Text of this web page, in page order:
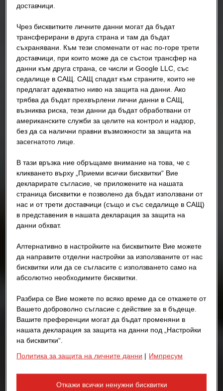
доставчици.
Чрез бисквитките личните данни могат да бъдат
трансферирани в друга страна и там да бъдат
съхранявани. Към тези споменати от нас по-горе трети
доставчици, при които може да се състои трансфер на
данни към друга страна, се числи и Google LLC, със
седалище в САЩ. САЩ спадат към страните, които не
предлагат адекватно ниво на защита на данни. Ако
трябва да бъдат прехвърлени лични данни в САЩ,
възниква риска, тези данни да бъдат обработвани от
американските служби за целите на контрол и надзор,
без да са налични правни възможности за защита на
засегнатото лице.
В тази връзка ние обръщаме внимание на това, че с
кликването върху „Приеми всички бисквитки“ Вие
декларирате съгласие, че приложените на нашата
страница бисквитки е позволено да бъдат използвани от
нас и от трети доставчици (също и със седалище в САЩ)
в представения в нашата декларация за защита на
данни обхват.
Алтернативно в настройките на бисквитките Вие можете
да направите отделни настройки за използваните от нас
бисквитки или да се съгласите с използването само на
абсолютно необходимите бисквитки.
Разбира се Вие можете по всяко време да се откажете от
Вашето доброволно съгласие с действие за в бъдеще.
Вашите преференции могат да бъдат променяни в
нашата декларация за защита на данни под „Настройки
на бисквитки“.
Политика за защита на личните данни | Импресум
Откажи всички ненужни бисквитки